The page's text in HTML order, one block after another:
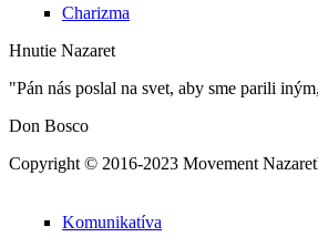
Charizma
Hnutie Nazaret
"Pán nás poslal na svet, aby sme parili
Don Bosco
Copyright © 2016-2023 Movement
Komunikatíva